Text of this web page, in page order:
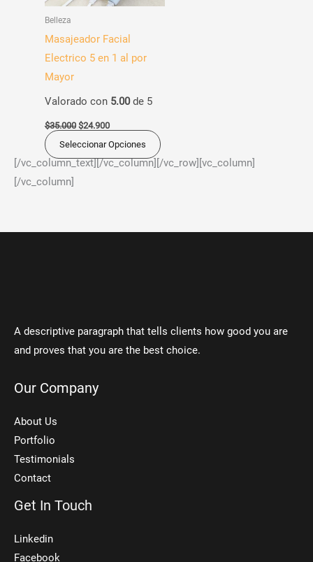
Belleza
Masajeador Facial
Electrico 5 en 1 al por
Mayor
Valorado con 5.00de 5
$35.000 $24.900
Seleccionar Opciones
opciones
de
producto
[/vc_column_text][/vc_column][/vc_row][vc_column]
[/vc_column]
A descriptive paragraph that tells clients how good you are
and proves that you are the best choice.
Our Company
About Us
Portfolio
Testimonials
Contact
Get In Touch
Linkedin
Facebook